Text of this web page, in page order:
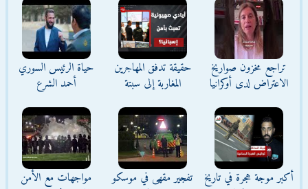
تراجع مخزون صواريخ
الاعتراض لدى أوكرانيا
حقيقة تدفق المهاجرين
المغاربة إلى سبتة
حياة الرئيس السوري
أحمد الشرع
أكبر موجة هجرة في تاريخ
تفجير مقهى في موسكو
مواجهات مع الأمن